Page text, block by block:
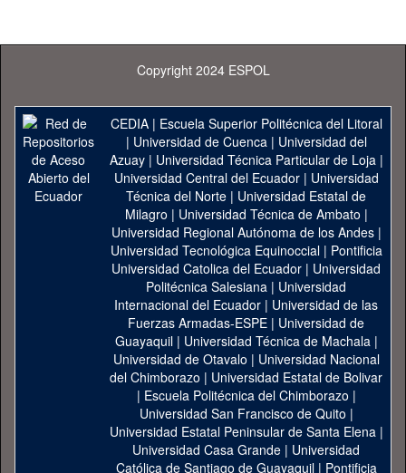
Copyright 2024 ESPOL
CEDIA| Escuela Superior Politécnica del Litoral
| Universidad de Cuenca| Universidad del
Azuay| Universidad Técnica Particular de Loja|
Universidad Central del Ecuador| Universidad
Técnica del Norte | Universidad Estatal de
Milagro | Universidad Técnica de Ambato |
Universidad Regional Autónoma de los Andes|
Universidad Tecnológica Equinoccial| Pontificia
Universidad Catolica del Ecuador | Universidad
Politécnica Salesiana | Universidad
Internacional del Ecuador | Universidad de las
Fuerzas Armadas-ESPE | Universidad de
Guayaquil| Universidad Técnica de Machala|
Universidad de Otavalo | Universidad Nacional
del Chimborazo | Universidad Estatal de Bolivar
| Escuela Politécnica del Chimborazo |
Universidad San Francisco de Quito |
Universidad Estatal Peninsular de Santa Elena|
Universidad Casa Grande | Universidad
Católica de Santiago de Guayaquil| Pontificia